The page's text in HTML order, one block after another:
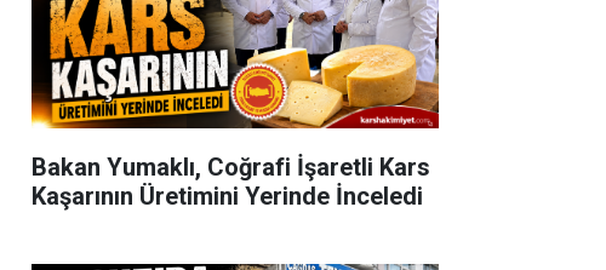
Bakan Yumaklı, Coğrafi İşaretli Kars
Kaşarının Üretimini Yerinde İnceledi